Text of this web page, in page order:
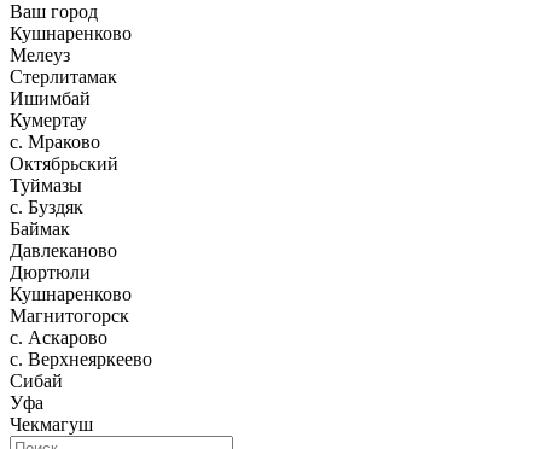
Ваш город
Кушнаренково
Мелеуз
Стерлитамак
Ишимбай
Кумертау
c. Мраково
Октябрьский
Туймазы
c. Буздяк
Баймак
Давлеканово
Дюртюли
Кушнаренково
Магнитогорск
с. Аскарово
с. Верхнеяркеево
Сибай
Уфа
Чекмагуш